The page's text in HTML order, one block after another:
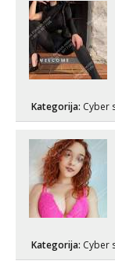
Kategorija: Cyber
Kategorija: Cyber